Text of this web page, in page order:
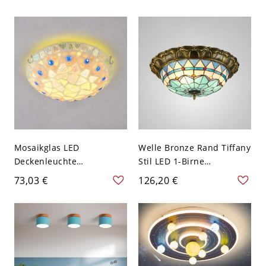
cm Blau Weißlicht
120V
Mosaikglas LED
Deckenleuchte
Mediterraner Beiger
Kuppel-Deckenleuchte -
110V-120V 30,48 cm
Weißlicht
73,03 €
Welle Bronze Rand Tiffany
Stil LED 1-Birne
Deckenlampe Schale
Blaues Glas
Deckenleuchte - Bronze
110V-120V 40,64 cm
Weißlicht
126,20 €